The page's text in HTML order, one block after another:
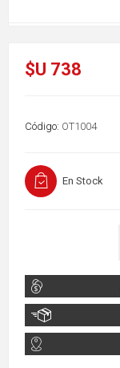
$U 738
Código: OT1004
En Stock